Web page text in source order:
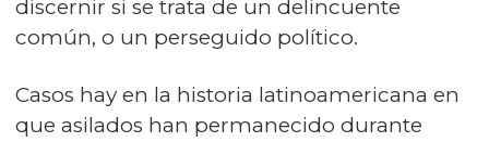
discernir si se trata de un delincuente
común, o un perseguido político.
Casos hay en la historia latinoamericana en
que asilados han permanecido durante